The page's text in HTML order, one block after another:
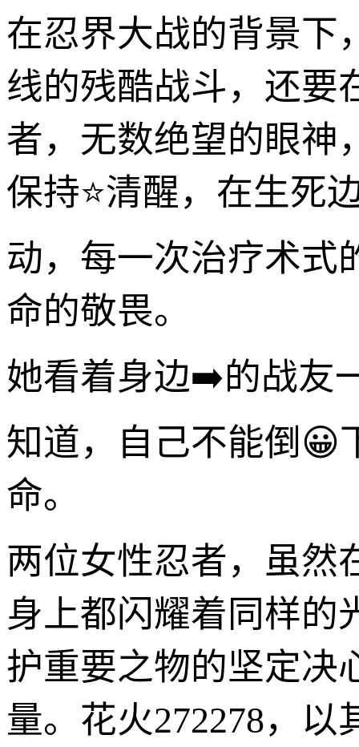
在忍界大战的背景下
线的残酷战斗，还要
者，无数绝望的眼神
保持⭐清醒，在生死
动，每一次治疗术式
命的敬畏。
她看着身边➡️的战友
知道，自己不能倒😀
命。
两位女性忍者，虽然
身上都闪耀着同样
护重要之物的坚定决
量。花火272278，